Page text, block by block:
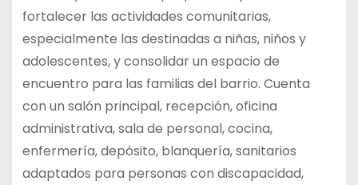
fortalecer las actividades comunitarias,
especialmente las destinadas a niñas, niños y
adolescentes, y consolidar un espacio de
encuentro para las familias del barrio. Cuenta
con un salón principal, recepción, oficina
administrativa, sala de personal, cocina,
enfermería, depósito, blanquería, sanitarios
adaptados para personas con discapacidad,